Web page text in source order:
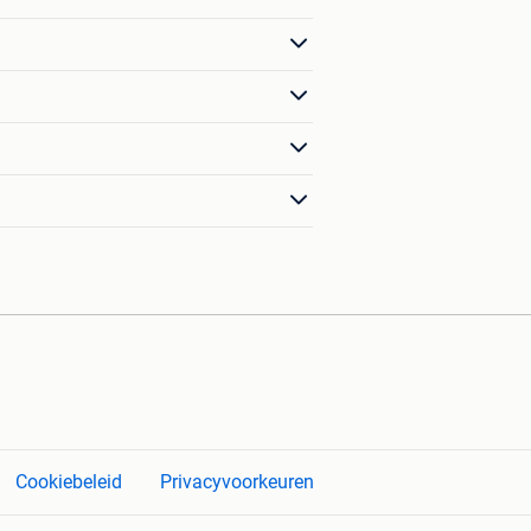
Cookiebeleid Privacyvoorkeuren